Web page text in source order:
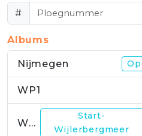
#
Albums
Nijmegen
WP1
WP2
Start-
Wijlerbergmeer